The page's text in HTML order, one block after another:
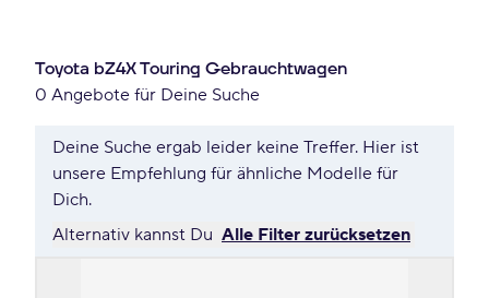
Toyota bZ4X Touring Gebrauchtwagen
0 Angebote für Deine Suche
Deine Suche ergab leider keine Treffer. Hier ist
unsere Empfehlung für ähnliche Modelle für
Dich.
Alternativ kannst Du Alle Filter zurücksetzen